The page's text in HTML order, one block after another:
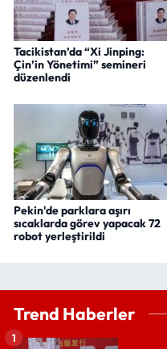
Tacikistan’da “Xi Jinping:
Çin’in Yönetimi” semineri
düzenlendi
Pekin'de parklara aşırı
sıcaklarda görev yapacak 72
robot yerleştirildi
Trend Haberler
1